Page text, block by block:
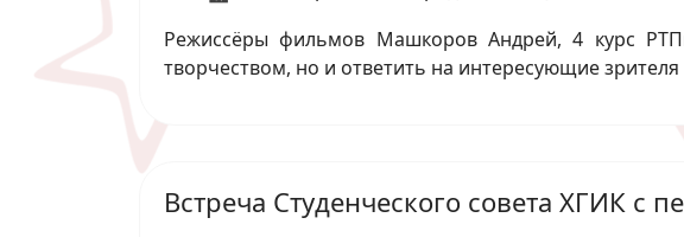
Режиссёры фильмов Машкоров Андрей, 4 курс
творчеством, но и ответить на интересующие
Встреча Студенческого совета ХГИК с